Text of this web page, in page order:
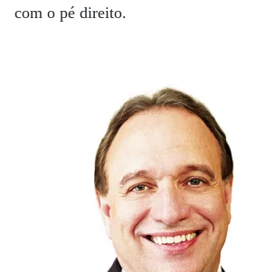
com o pé direito.